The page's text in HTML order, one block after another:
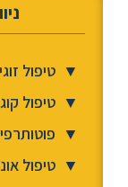
▼ טיפול זוגי
▼ טיפול
▼
▼ טיפול